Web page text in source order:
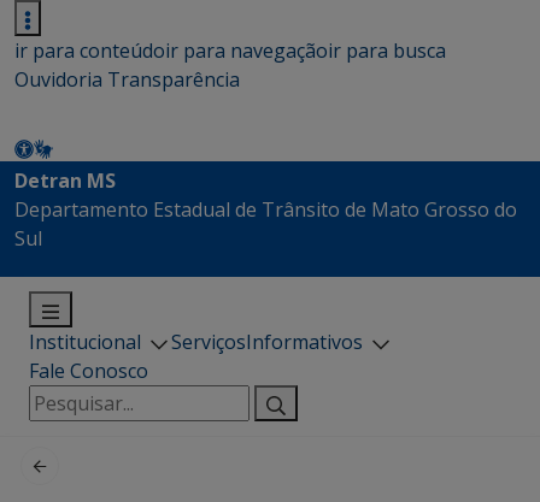
ir para conteúdoir para navegaçãoir para busca
Ouvidoria Transparência
Detran MS
Departamento Estadual de Trânsito de Mato Grosso do
Sul
Institucional ServiçosInformativos
Fale Conosco
Pesquisar
por: